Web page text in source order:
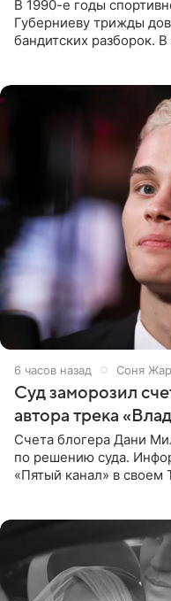
В 1990-е годы
Губерниеву трижды
бандитских разборок.
6 часов назад Соня
Суд заморозил
автора трека
Счета блогера Дани
по решению суда.
«Пятый канал» в своем